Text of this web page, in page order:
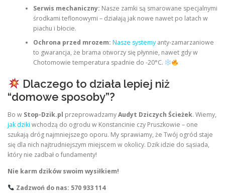
Serwis mechaniczny: Nasze zamki są smarowane specjalnymi
środkami teflonowymi – działają jak nowe nawet po latach w
piachu i błocie.
Ochrona przed mrozem: Nasze systemyanty-zamarzaniowe
to gwarancja, że brama otworzy się płynnie, nawet gdy w
Chotomowie temperatura spadnie do -20°C.
Dlaczego to działa lepiej niż
“domowe sposoby”?
Bo w Stop-Dzik.pl przeprowadzamyAudyt Dziczych Ścieżek. Wiemy,
jak dziki wchodzą do ogrodu w Konstancinie czy Pruszkowie – one
szukają dróg najmniejszego oporu. My sprawiamy, że Twój ogród staje
się dla nich najtrudniejszym miejscem w okolicy. Dzik idzie do sąsiada,
który nie zadbał o fundamenty!
Nie karm dzików swoim wysiłkiem!
Zadzwoń do nas: 570 933 114